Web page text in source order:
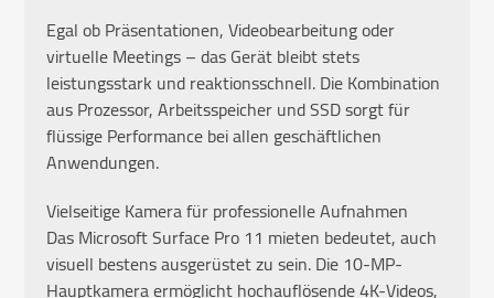
Egal ob Präsentationen, Videobearbeitung oder
virtuelle Meetings – das Gerät bleibt stets
leistungsstark und reaktionsschnell. Die Kombination
aus Prozessor, Arbeitsspeicher und SSD sorgt für
flüssige Performance bei allen geschäftlichen
Anwendungen.
Vielseitige Kamera für professionelle Aufnahmen
Das Microsoft Surface Pro 11 mieten bedeutet, auch
visuell bestens ausgerüstet zu sein. Die 10-MP-
Hauptkamera ermöglicht hochauflösende 4K-Videos,